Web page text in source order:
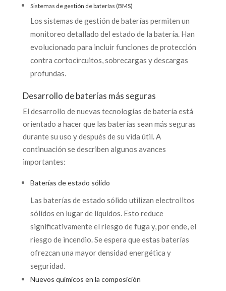
Sistemas de gestión de baterías (BMS)
Los sistemas de gestión de baterías permiten un
monitoreo detallado del estado de la batería. Han
evolucionado para incluir funciones de protección
contra cortocircuitos, sobrecargas y descargas
profundas.
Desarrollo de baterías más seguras
El desarrollo de nuevas tecnologías de batería está
orientado a hacer que las baterías sean más seguras
durante su uso y después de su vida útil. A
continuación se describen algunos avances
importantes:
Baterías de estado sólido
Las baterías de estado sólido utilizan electrolitos
sólidos en lugar de líquidos. Esto reduce
significativamente el riesgo de fuga y, por ende, el
riesgo de incendio. Se espera que estas baterías
ofrezcan una mayor densidad energética y
seguridad.
Nuevos químicos en la composición